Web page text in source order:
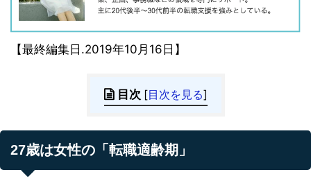
【最終編集日.2019年10月16日】
目次 [目次を見る]
27歳は女性の「転職適齢期」